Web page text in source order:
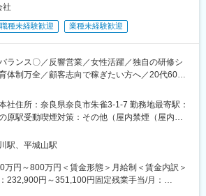
キュリティのプロフェッショナルとしての基本
す。
勤、水：日勤、木：休、金：夜勤、土：夜勤明
2日まで
の定める業務
性5名,男性15名／20代16名、30代1名、40代3
について：
社いただきますが、半年程度でリーダーにな
長になっていただくことを期待しています。
アリングから調査、お申込みまで一連の流れを
システムが整っており早く実務が身につきま
立つことを大切にしているため 当社にノルマは
行ける、やりがいのある環境です。
社
職種未経験歓迎 業種未経験歓迎
ランス〇／反響営業／女性活躍／独自の研修シ
体制万全／顧客志向で稼ぎたい方へ／20代600
を単に住宅を売る営業ではなくお客様の暮らし
、お客様が何でも相談できる窓口を設け、豊富
お客様それぞれに合ったご提案をいたします◎
容：
社住所：奈良県奈良市朱雀3-1-7 勤務地最寄駅：
原駅受動喫煙対策：その他（屋内禁煙（屋内喫
）変更の範囲：無
駅、平城山駅
万円～800万円＜賃金形態＞月給制＜賃金内訳＞
232,900円～351,100円固定残業手当/月：